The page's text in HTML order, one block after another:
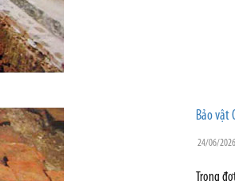
Bảo vật
24/06/
Trong